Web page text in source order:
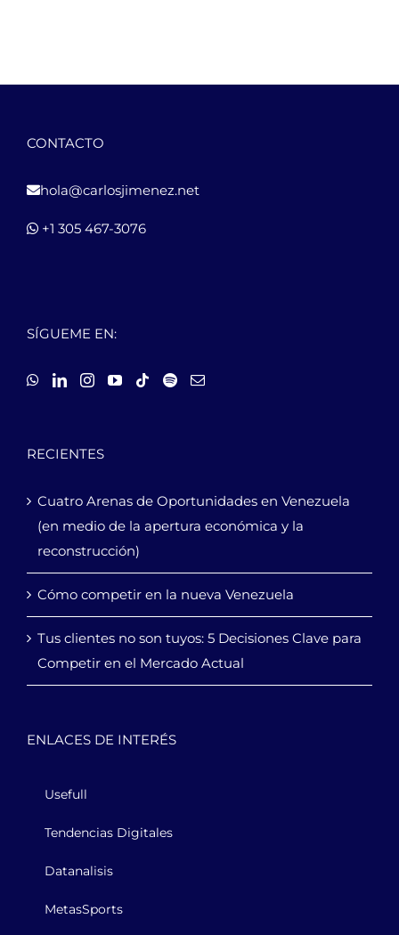
CONTACTO
hola@carlosjimenez.net
+1 305 467-3076
SÍGUEME EN:
RECIENTES
Cuatro Arenas de Oportunidades en Venezuela
(en medio de la apertura económica y la
reconstrucción)
Cómo competir en la nueva Venezuela
Tus clientes no son tuyos: 5 Decisiones Clave para
Competir en el Mercado Actual
ENLACES DE INTERÉS
Usefull
Tendencias Digitales
Datanalisis
MetasSports